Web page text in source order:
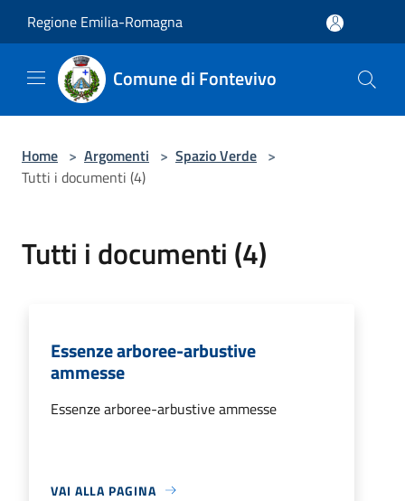
Regione Emilia-Romagna
Comune di Fontevivo
Home > Argomenti > Spazio Verde >
Tutti i documenti (4)
Tutti i documenti (4)
Essenze arboree-arbustive
ammesse
Essenze arboree-arbustive ammesse
VAI ALLA PAGINA